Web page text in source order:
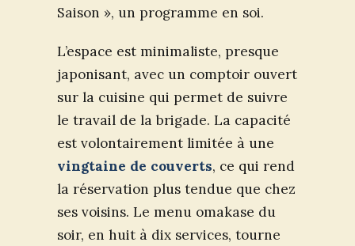
Saison », un programme en soi.
L’espace est minimaliste, presque
japonisant, avec un comptoir ouvert
sur la cuisine qui permet de suivre
le travail de la brigade. La capacité
est volontairement limitée à une
vingtaine de couverts, ce qui rend
la réservation plus tendue que chez
ses voisins. Le menu omakase du
soir, en huit à dix services, tourne